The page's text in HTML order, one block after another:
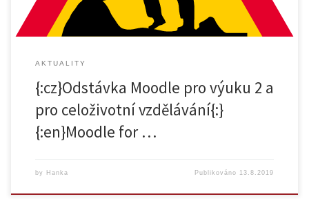
AKTUALITY
{:cz}Odstávka Moodle pro výuku 2 a
pro celoživotní vzdělávání{:}
{:en}Moodle for …
by Hanka Publikováno 13.8.2019